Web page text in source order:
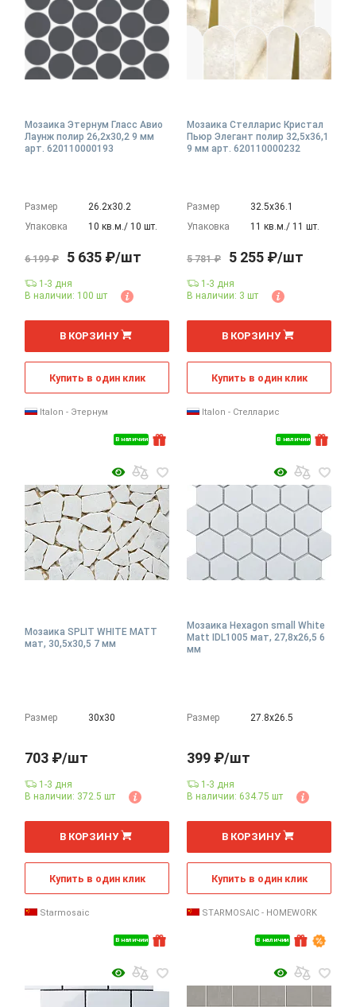
Мозаика Этернум Гласс Авио
Лаунж полир 26,2x30,2 9 мм
арт. 620110000193
Размер
26.2х30.2
Упаковка
10 кв.м./ 10 шт.
В наличии
6 199 ₽ 5 635 ₽/шт
1-3 дня
В наличии: 100 шт
В КОРЗИНУ
Купить в один клик
Italon - Этернум
Мозаика Стелларис Кристал
Пьюр Элегант полир 32,5x36,1
9 мм арт. 620110000232
Размер
32.5х36.1
Упаковка
11 кв.м./ 11 шт.
В наличии
5 781 ₽ 5 255 ₽/шт
1-3 дня
В наличии: 3 шт
В КОРЗИНУ
Купить в один клик
Italon - Стелларис
Мозаика SPLIT WHITE MATT
мат, 30,5x30,5 7 мм
Размер 30х30
В наличии
703 ₽/шт
1-3 дня
В наличии: 372.5 шт
В КОРЗИНУ
Купить в один клик
Starmosaic
Мозаика Hexagon small White
Matt IDL1005 мат, 27,8x26,5 6
мм
Размер 27.8х26.5
В наличии
399 ₽/шт
1-3 дня
В наличии: 634.75 шт
В КОРЗИНУ
Купить в один клик
STARMOSAIC - HOMEWORK